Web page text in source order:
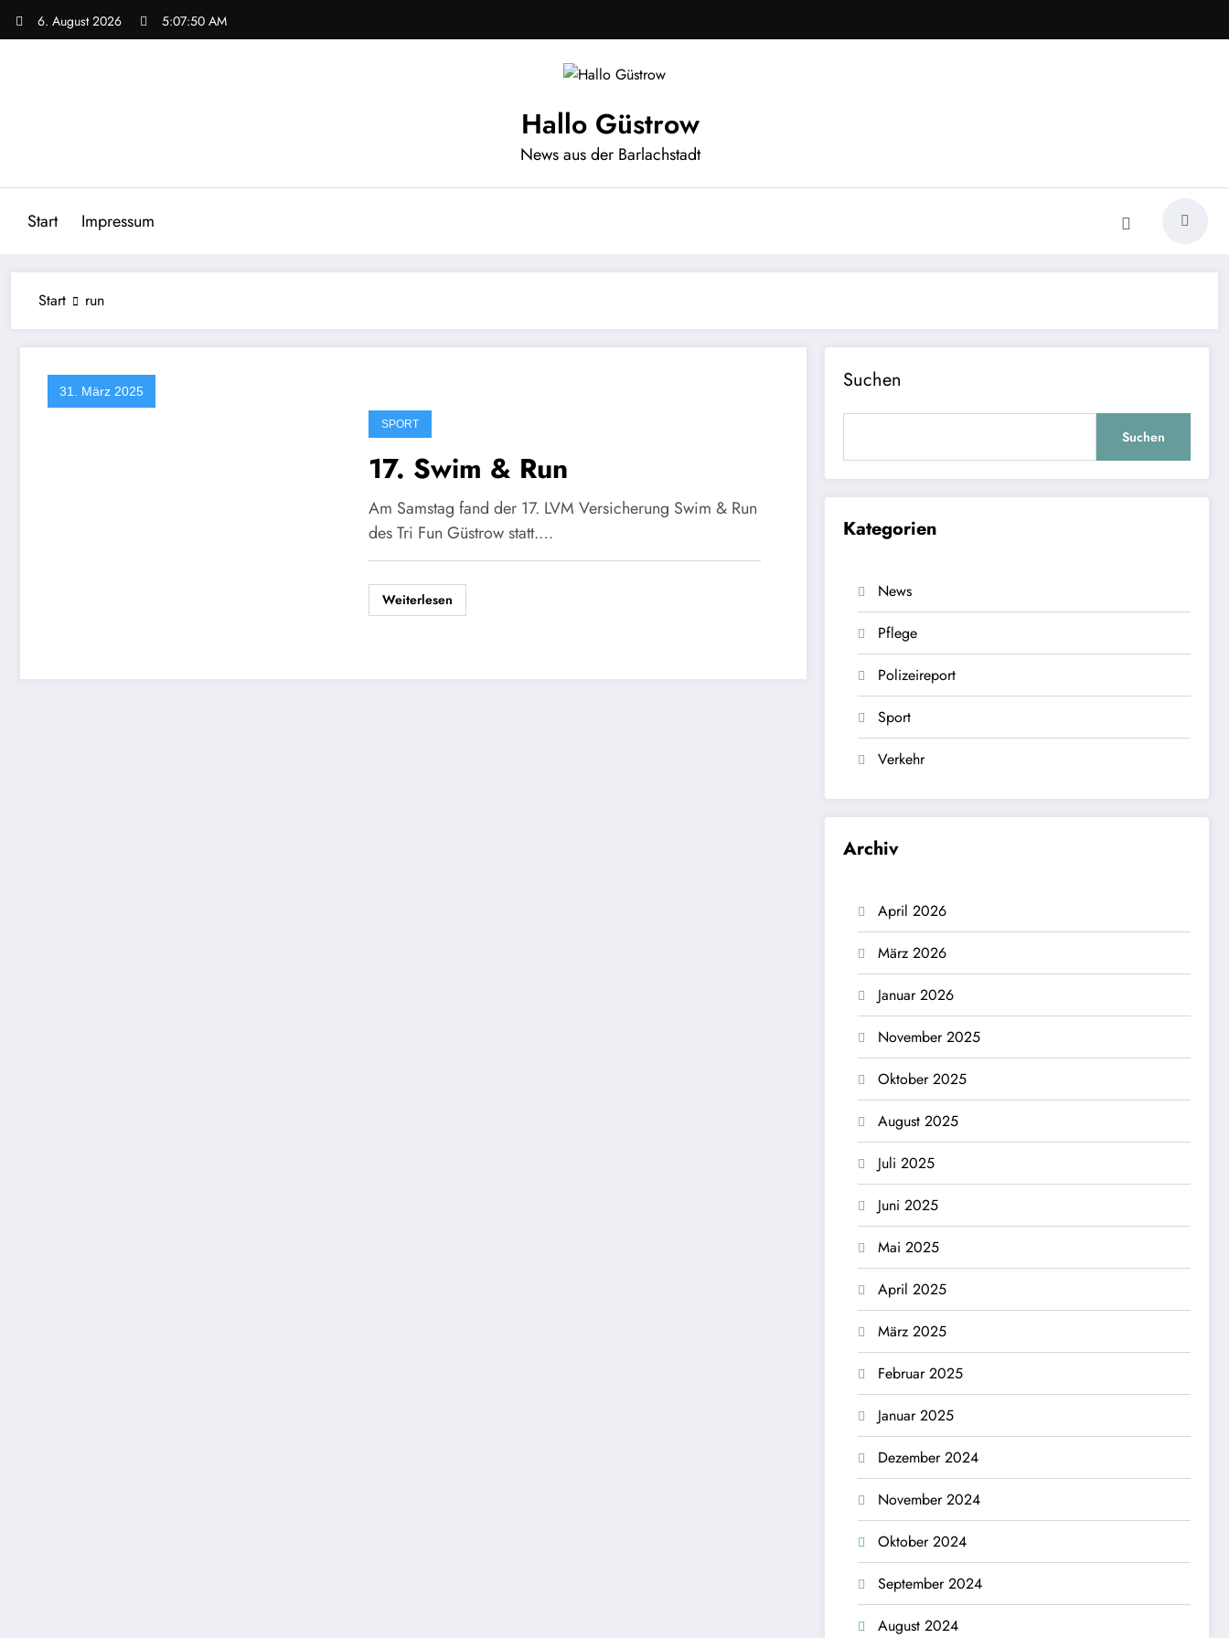
6. August 2026 5:07:50 AM
Hallo Güstrow
News aus der Barlachstadt
Start Impressum
Start run
31. März 2025
SPORT
17. Swim & Run
Am Samstag fand der 17. LVM Versicherung Swim & Run
des Tri Fun Güstrow statt.…
Weiterlesen
Suchen
Suchen
Kategorien
News
Pflege
Polizeireport
Sport
Verkehr
Archiv
April 2026
März 2026
Januar 2026
November 2025
Oktober 2025
August 2025
Juli 2025
Juni 2025
Mai 2025
April 2025
März 2025
Februar 2025
Januar 2025
Dezember 2024
November 2024
Oktober 2024
September 2024
August 2024